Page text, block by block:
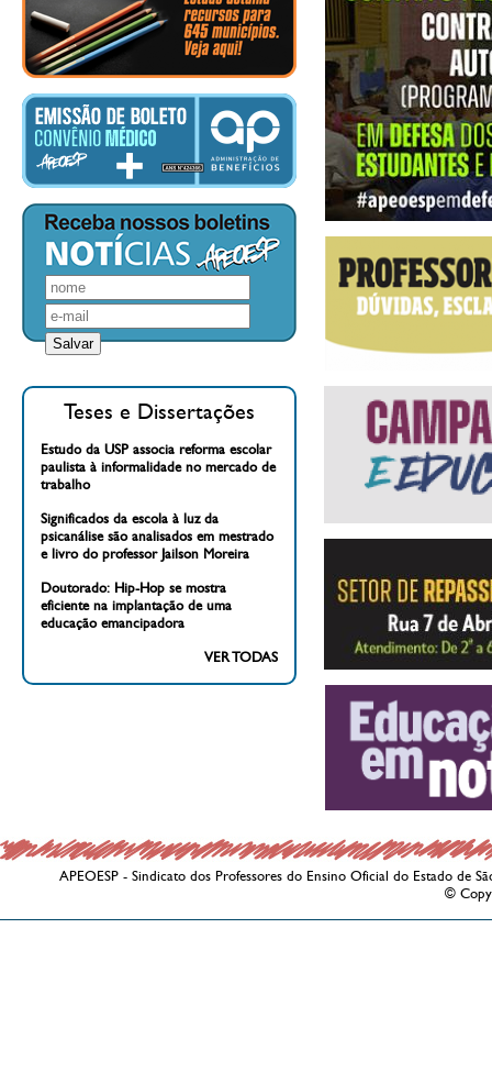
Teses e Dissertações
Estudo da USP associa reforma escolar
paulista à informalidade no mercado de
trabalho
Significados da escola à luz da
psicanálise são analisados em mestrado
e livro do professor Jailson Moreira
Doutorado: Hip-Hop se mostra
eficiente na implantação de uma
educação emancipadora
VER TODAS
APEOESP - Sindicato dos Professores do Ensino Oficial do Estado de
©